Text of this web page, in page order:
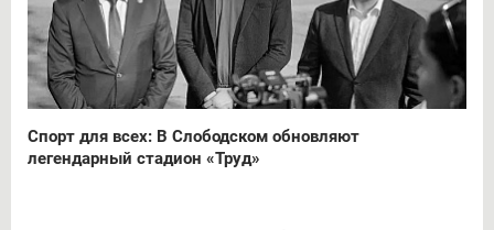
Спорт для всех: В Слободском обновляют
легендарный стадион «Труд»